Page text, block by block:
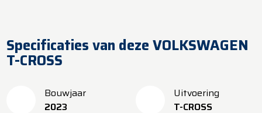
Specificaties van deze VOLKSWAGEN
T-CROSS
Bouwjaar
2023
Uitvoering
T-CROSS